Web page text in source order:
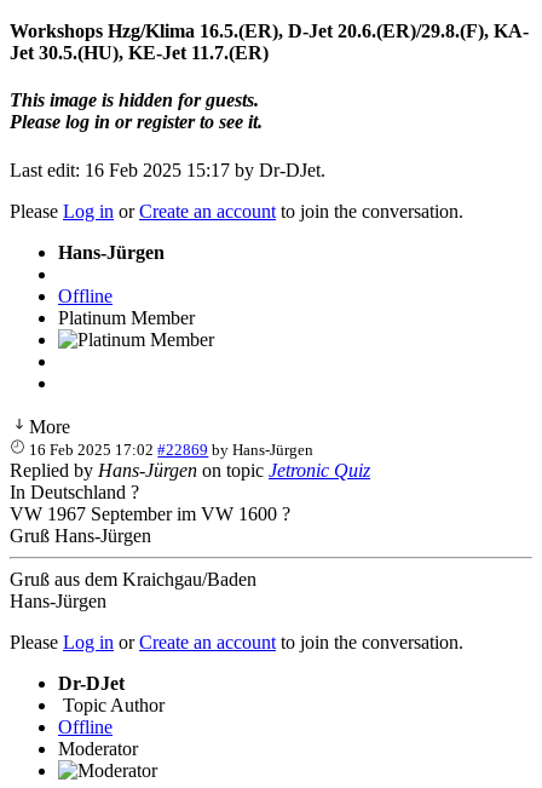
Workshops Hzg/Klima 16.5.(ER), D-Jet 20.6.(ER)/29.8.(F), KA-
Jet 30.5.(HU), KE-Jet 11.7.(ER)
This image is hidden for guests.
Please log in or register to see it.
Last edit: 16 Feb 2025 15:17 by Dr-DJet.
Please Log in orCreate an account to join the conversation.
Hans-Jürgen
Offline
Platinum Member
More
16 Feb 2025 17:02 #22869 byHans-Jürgen
Replied by Hans-Jürgen on topic Jetronic Quiz
In Deutschland ?
VW 1967 September im VW 1600 ?
Gruß Hans-Jürgen
Gruß aus dem Kraichgau/Baden
Hans-Jürgen
Please Log in orCreate an account to join the conversation.
Dr-DJet
Topic Author
Offline
Moderator